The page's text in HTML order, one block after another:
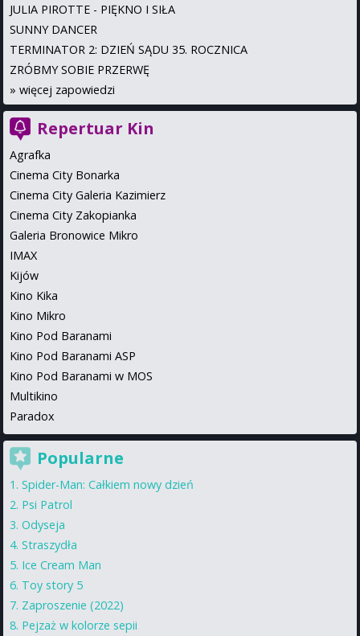
JULIA PIROTTE - PIĘKNO I SIŁA
SUNNY DANCER
TERMINATOR 2: DZIEŃ SĄDU 35. ROCZNICA
ZRÓBMY SOBIE PRZERWĘ
» więcej zapowiedzi
Repertuar Kin
Agrafka
Cinema City Bonarka
Cinema City Galeria Kazimierz
Cinema City Zakopianka
Galeria Bronowice Mikro
IMAX
Kijów
Kino Kika
Kino Mikro
Kino Pod Baranami
Kino Pod Baranami ASP
Kino Pod Baranami w MOS
Multikino
Paradox
Popularne
Spider-Man: Całkiem nowy dzień
Psi Patrol
Odyseja
Straszydła
Ice Cream Man
Toy story 5
Zaproszenie (2022)
Pejzaż w kolorze sepii